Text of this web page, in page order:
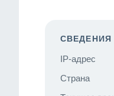
СВЕДЕНИЯ
IP-адрес
Страна